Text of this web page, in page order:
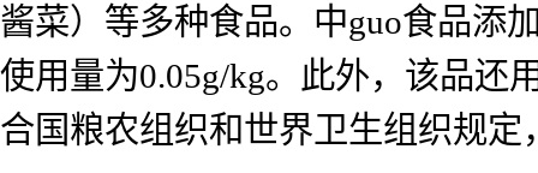
酱菜）等多种食品。中guo食品添
使用量为0.05g/kg。此外，该品还
合国粮农组织和世界卫生组织规